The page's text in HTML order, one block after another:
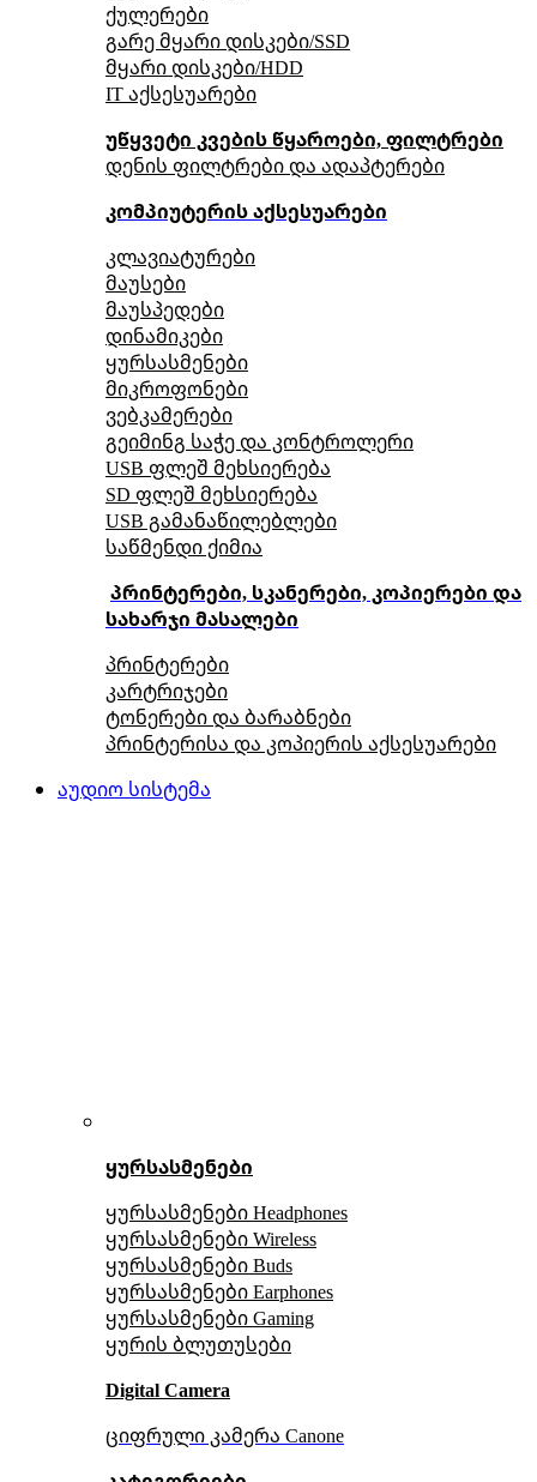
ქულერები
გარე მყარი დისკები/SSD
მყარი დისკები/HDD
IT აქსესუარები
უწყვეტი კვების წყაროები, ფილტრები
დენის ფილტრები და ადაპტერები
კომპიუტერის აქსესუარები
კლავიატურები
მაუსები
მაუსპედები
დინამიკები
ყურსასმენები
მიკროფონები
ვებკამერები
გეიმინგ საჭე და კონტროლერი
USB ფლეშ მეხსიერება
SD ფლეშ მეხსიერება
USB გამანაწილებლები
საწმენდი ქიმია
პრინტერები, სკანერები, კოპიერები და
სახარჯი მასალები
პრინტერები
კარტრიჯები
ტონერები და ბარაბნები
პრინტერისა და კოპიერის აქსესუარები
აუდიო სისტემა
ყურსასმენები
ყურსასმენები Headphones
ყურსასმენები Wireless
ყურსასმენები Buds
ყურსასმენები Earphones
ყურსასმენები Gaming
ყურის ბლუთუსები
Digital Camera
ციფრული კამერა Сanone